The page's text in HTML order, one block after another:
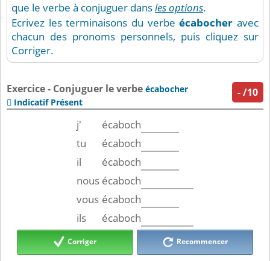
que le verbe à conjuguer dansles options.
Ecrivez les terminaisons du verbeécabocher avec
chacun des pronoms personnels, puis cliquez sur
Corriger.
-/10
Exercice - Conjuguer le verbe écabocher
 Indicatif Présent
j'
écaboch
tu
écaboch
il
écaboch
nous écaboch
vous écaboch
ils
écaboch
Corriger Recommencer